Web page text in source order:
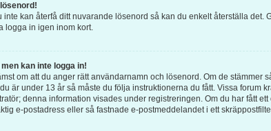
inte kan återfå ditt nuvarande lösenord så kan du enkelt återställa det.
logga in igen inom kort.
kan inte logga in!
om att du anger rätt användarnamn och lösenord. Om de stämmer
är under 13 år så måste du följa instruktionerna du fått. Vissa forum
denna information visades under registreringen. Om du har fått
e-postadress eller så fastnade e-postmeddelandet i ett